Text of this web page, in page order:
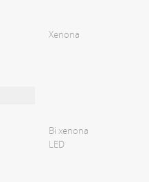
Xenona
Bi xenona
LED